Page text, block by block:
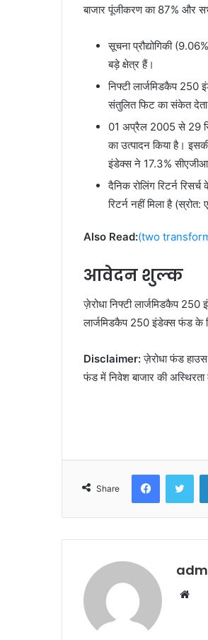
बाजार पूंजीकरण का 87% और
सूचना प्रौद्योगिकी
बड़े क्षेत्र हैं।
निफ्टी लार्जमिडकैप 250
संतुलित फिट का संकेत
01 अप्रैल 2005 से 29
का उत्पादन किया है।
इंडेक्स ने 17.3%
दैनिक रोलिंग रिटर्न
रिटर्न नहीं मिला है
Also Read:(two
आवेदन शुल्क
ज़ेरोधा निफ्टी लार्जमिडकैप
लार्जमिडकैप 250 इंडेक्स फंड के
Disclaimer:ज़ेरोधा फंड
फंड में निवेश बाजार की
Share
Facebook